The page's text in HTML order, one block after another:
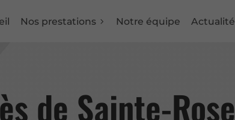
Nos prestations Notre équipe
de Sainte-Rose